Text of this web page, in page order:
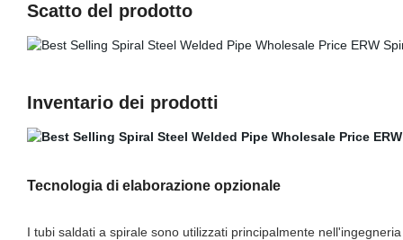
Scatto del prodotto
Inventario dei prodotti
Tecnologia di elaborazione opzionale
I tubi saldati a spirale sono utilizzati principalmente